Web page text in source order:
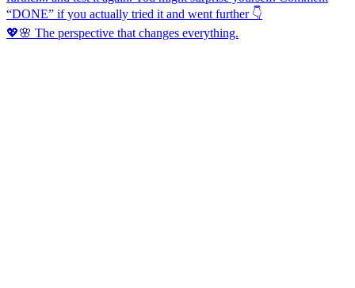
💖🌸 The perspective that changes everything.